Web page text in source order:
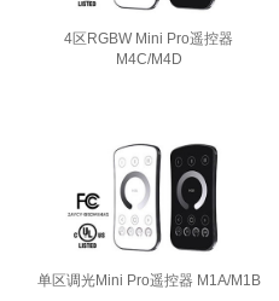
4区RGBW Mini Pro遥控器
M4C/M4D
单区调光Mini Pro遥控器 M1A/M1B